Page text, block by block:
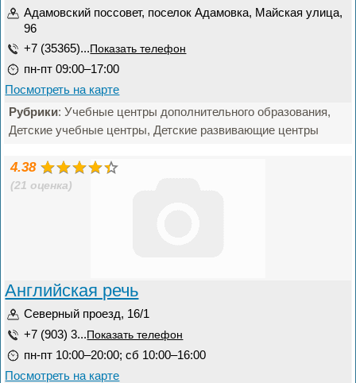
Адамовский поссовет, поселок Адамовка, Майская улица,
96
+7 (35365)... Показать телефон
пн-пт 09:00–17:00
Посмотреть на карте
Рубрики: Учебные центры дополнительного образования,
Детские учебные центры, Детские развивающие центры
4.38
(21 оценка)
Английская речь
Северный проезд, 16/1
+7 (903) 3... Показать телефон
пн-пт 10:00–20:00; сб 10:00–16:00
Посмотреть на карте